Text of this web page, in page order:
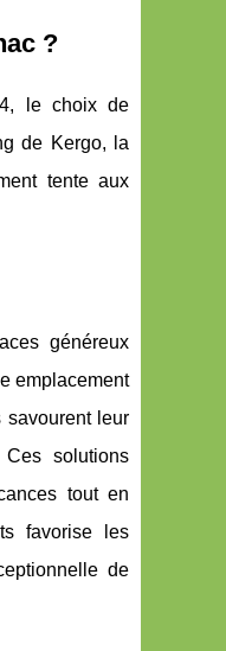
?
le choix de
de Kergo, la
tente aux
généreux
emplacement
savourent leur
solutions
tout en
favorise les
de